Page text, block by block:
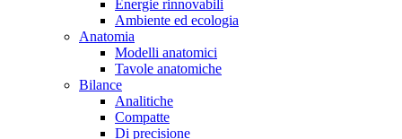
Energie rinnovabili
Ambiente ed ecologia
Anatomia
Modelli anatomici
Tavole anatomiche
Bilance
Analitiche
Compatte
Di precisione